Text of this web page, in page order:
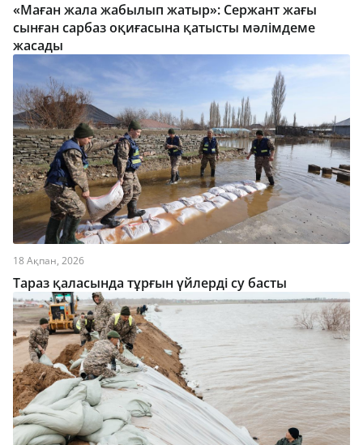
«Маған жала жабылып жатыр»: Сержант жағы
сынған сарбаз оқиғасына қатысты мәлімдеме
жасады
18 Ақпан, 2026
Тараз қаласында тұрғын үйлерді су басты